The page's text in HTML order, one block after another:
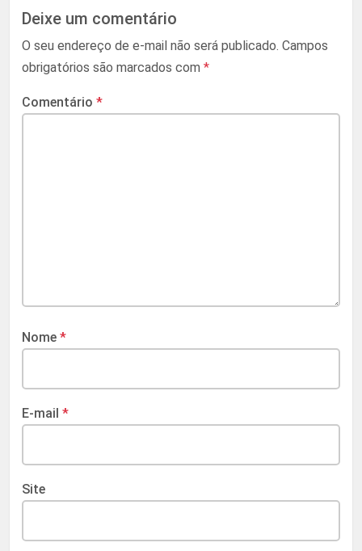
Deixe um comentário
O seu endereço de e-mail não será publicado. Campos
obrigatórios são marcados com *
Comentário *
Nome *
E-mail *
Site